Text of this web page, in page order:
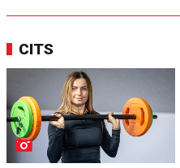
CITS